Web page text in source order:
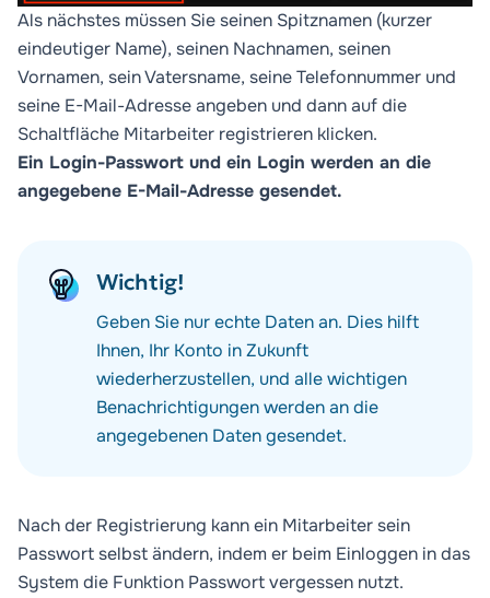
Als nächstes müssen Sie seinen Spitznamen (kurzer
eindeutiger Name), seinen Nachnamen, seinen
Vornamen, sein Vatersname, seine Telefonnummer und
seine E-Mail-Adresse angeben und dann auf die
Schaltfläche Mitarbeiter registrieren klicken.
Ein Login-Passwort und ein Login werden an die
angegebene E-Mail-Adresse gesendet.
Wichtig!
Geben Sie nur echte Daten an. Dies hilft
Ihnen, Ihr Konto in Zukunft
wiederherzustellen, und alle wichtigen
Benachrichtigungen werden an die
angegebenen Daten gesendet.
Nach der Registrierung kann ein Mitarbeiter sein
Passwort selbst ändern, indem er beim Einloggen in das
System die Funktion Passwort vergessen nutzt.